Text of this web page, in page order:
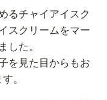
るチャイアイスク
スクリームをマー
した。
を見た目からもお
。